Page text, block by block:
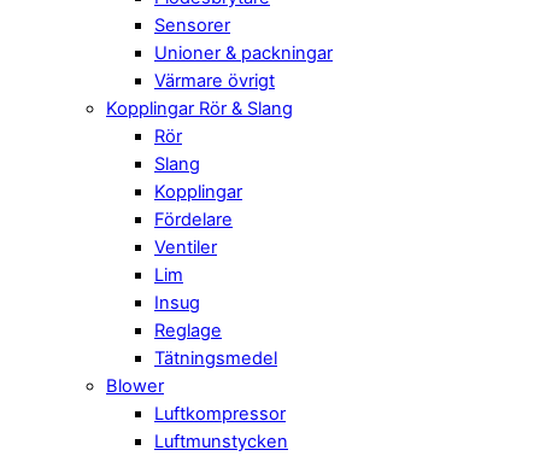
Sensorer
Unioner & packningar
Värmare övrigt
Kopplingar Rör & Slang
Rör
Slang
Kopplingar
Fördelare
Ventiler
Lim
Insug
Reglage
Tätningsmedel
Blower
Luftkompressor
Luftmunstycken